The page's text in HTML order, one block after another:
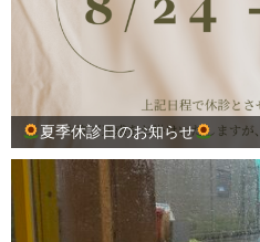
夏季休診日のお知らせ